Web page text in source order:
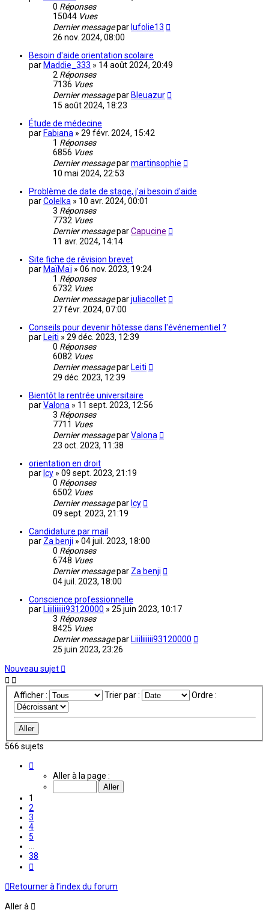
0 Réponses
15044 Vues
Dernier messagepar lufolie13
26 nov. 2024, 08:00
Besoin d'aide orientation scolaire
par Maddie_333 » 14 août 2024, 20:49
2 Réponses
7136 Vues
Dernier messagepar Bleuazur
15 août 2024, 18:23
Étude de médecine
par Fabiana » 29 févr. 2024, 15:42
1 Réponses
6856 Vues
Dernier messageparmartinsophie
10 mai 2024, 22:53
Problème de date de stage, j'ai besoin d'aide
parColelka » 10 avr. 2024, 00:01
3 Réponses
7732 Vues
Dernier messageparCapucine
11 avr. 2024, 14:14
Site fiche de révision brevet
par MaïMaï » 06 nov. 2023, 19:24
1 Réponses
6732 Vues
Dernier messageparjuliacollet
27 févr. 2024, 07:00
Conseils pour devenir hôtesse dans l'événementiel ?
par Leiti » 29 déc. 2023, 12:39
0 Réponses
6082 Vues
Dernier messagepar Leiti
29 déc. 2023, 12:39
Bientôt la rentrée universitaire
parValona » 11 sept. 2023, 12:56
3 Réponses
7711 Vues
Dernier messageparValona
23 oct. 2023, 11:38
orientation en droit
par Icy » 09 sept. 2023, 21:19
0 Réponses
6502 Vues
Dernier messagepar Icy
09 sept. 2023, 21:19
Candidature par mail
par Za benji » 04 juil. 2023, 18:00
0 Réponses
6748 Vues
Dernier messagepar Za benji
04 juil. 2023, 18:00
Conscience professionnelle
par Liiiliiiiii93120000 » 25 juin 2023, 10:17
3 Réponses
8425 Vues
Dernier messagepar Liiiliiiiii93120000
25 juin 2023, 23:26
Nouveau sujet
Afficher : Trier par : Ordre :
566 sujets
Aller à la page :
1
2
3
4
5
38
Retourner à l’index du forum
Aller à